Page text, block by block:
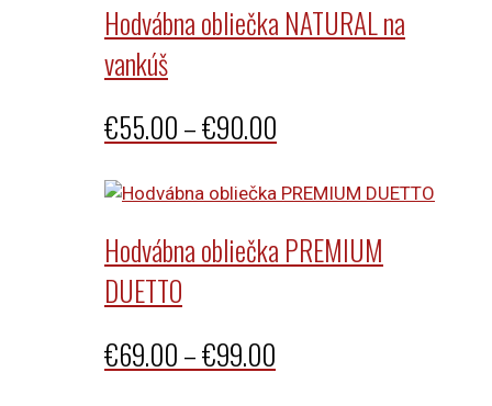
Hodvábna obliečka NATURAL na
vankúš
€55.00–€90.00
€55.00
through
Hodvábna obliečka PREMIUM
DUETTO
€69.00–€99.00